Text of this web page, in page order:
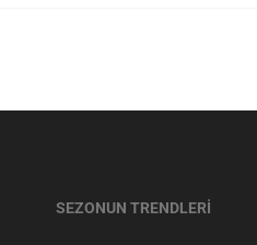
SEZONUN TRENDLERİ